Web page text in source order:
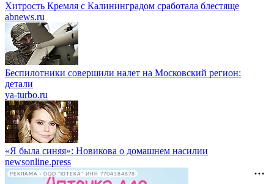
Хитрость Кремля с Калининградом сработала блестяще
abnews.ru
Беспилотники совершили налет на Московский регион:
детали
ya-turbo.ru
«Я была синяя»: Новикова о домашнем насилии
newsonline.press
РЕКЛАМА • ООО "ЮТЕКА" ИНН 7704384878